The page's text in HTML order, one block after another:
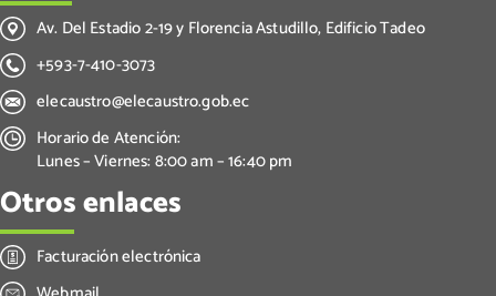
Av. Del Estadio 2-19 y Florencia Astudillo, Edificio Tadeo
+593-7-410-3073
elecaustro@elecaustro.gob.ec
Horario de Atención:
Lunes – Viernes: 8:00 am – 16:40 pm
Otros enlaces
Facturación electrónica